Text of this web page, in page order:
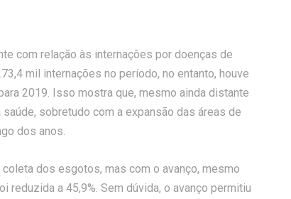
com relação às internações por doenças de
mil internações no período, no entanto, houve
2019. Isso mostra que, mesmo ainda distante
sobretudo com a expansão das áreas de
dos anos.
dos esgotos, mas com o avanço, mesmo
a 45,9%. Sem dúvida, o avanço permitiu